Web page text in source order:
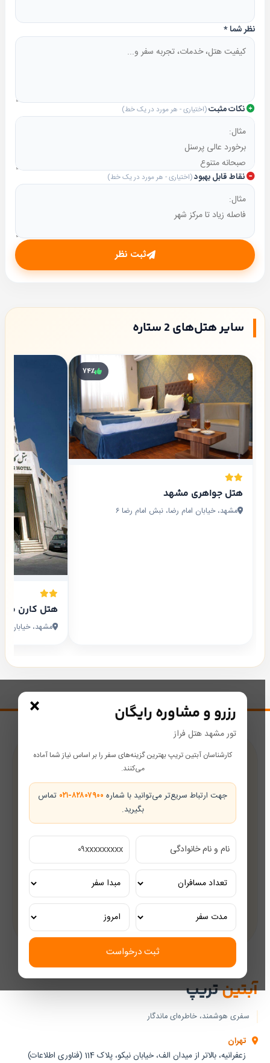
نظر شما*
نکات مثبت(اختیاری - هر مورد در یک خط)
نقاط قابل بهبود(اختیاری - هر مورد در یک خط)
ثبت نظر
سایر هتل‌های 2 ستاره
۷۴٪
هتل جواهری مشهد
مشهد، خیابان امام رضا، نبش امام رضا ۶
هتل کارن
مشهد، خیابان امام رضا،
رزرو و مشاوره رایگان
تور مشهد هتل فراز
کارشناسان آبتین تریپ بهترین گزینه‌های سفر را بر اساس نیاز شما آماده
می‌کنند.
جهت ارتباط سریع‌تر می‌توانید با شماره ۰۲۱-۸۲۸۰۷۹۰۰ تماس
بگیرید.
×
ثبت درخواست
پشتیبانی در طول سفر
همراه شما از رزرو تا بازگشت
تضمین بهترین قیمت
قیمت‌های رقابتی
مشاوره رایگان
کارشناسان مجرب گردشگری
تور ریلی اختصاصی
تجربه‌ای لوکس و به‌یادماندنی
آبتینتریپ
سفری هوشمند، خاطره‌ای ماندگار
تهران
زعفرانیه، بالاتر از میدان الف، خیابان نیکو، پلاک 114 (فناوری اطلاعات)